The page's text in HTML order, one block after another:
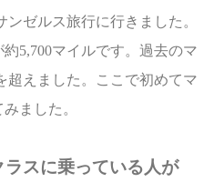
ゼルス旅行に行きました。
5,700マイルです。過去のマ
超えました。ここで初めてマ
ました。
スに乗っている人が